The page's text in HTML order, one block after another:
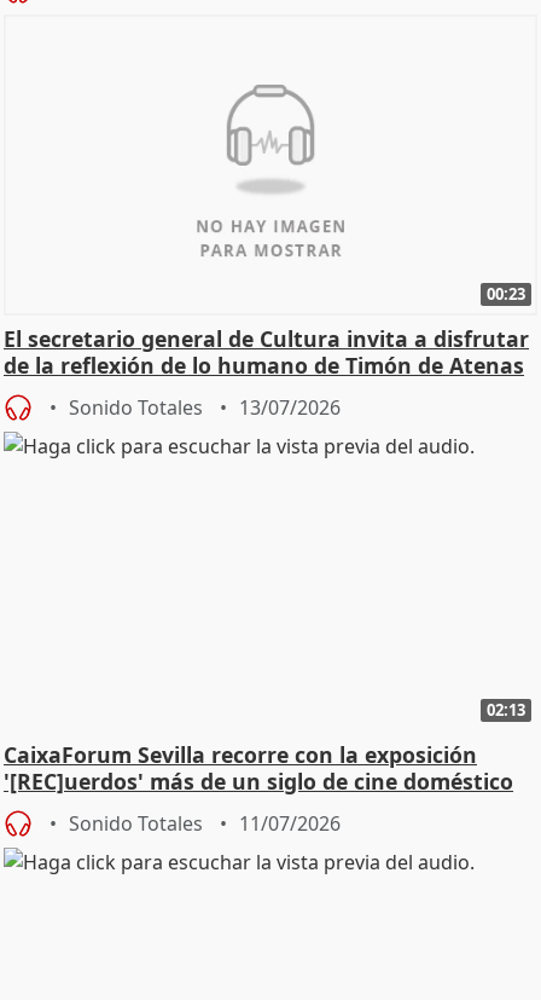
00:23
El secretario general de Cultura invita a disfrutar
de la reflexión de lo humano de Timón de Atenas
Sonido Totales 13/07/2026
02:13
CaixaForum Sevilla recorre con la exposición
'[REC]uerdos' más de un siglo de cine doméstico
Sonido Totales 11/07/2026